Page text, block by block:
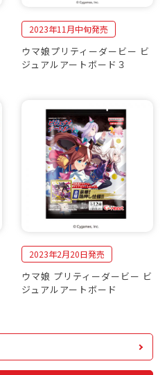
2023年11月中旬発売
ウマ娘プリティーダービー ビ
ジュアルアートボード３
2023年2月20日発売
ウマ娘 プリティーダービー ビ
ジュアルアートボード